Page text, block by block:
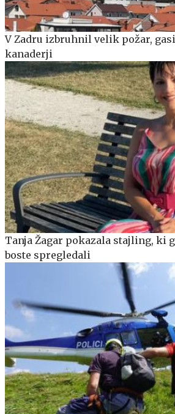
V Zadru izbruhnil velik požar,
kanaderji
Tanja Žagar pokazala stajling, ki
boste spregledali